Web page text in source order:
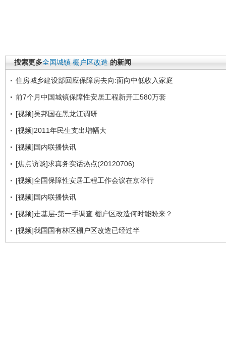
搜索更多全国城镇 棚户区改造 的新闻
住房城乡建设部回应保障房去向:面向中低收入家庭
前7个月中国城镇保障性安居工程新开工580万套
[视频]吴邦国在黑龙江调研
[视频]2011年民生支出增幅大
[视频]国内联播快讯
[焦点访谈]求真务实话热点(20120706)
[视频]全国保障性安居工程工作会议在京举行
[视频]国内联播快讯
[视频]走基层-第一手调查 棚户区改造何时能盼来？
[视频]我国国有林区棚户区改造已经过半